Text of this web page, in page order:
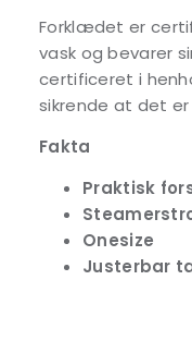
Forklædet er
vask og bevarer
certificeret i
sikrende at det
Fakta
Praktisk
Onesize
Justerbar